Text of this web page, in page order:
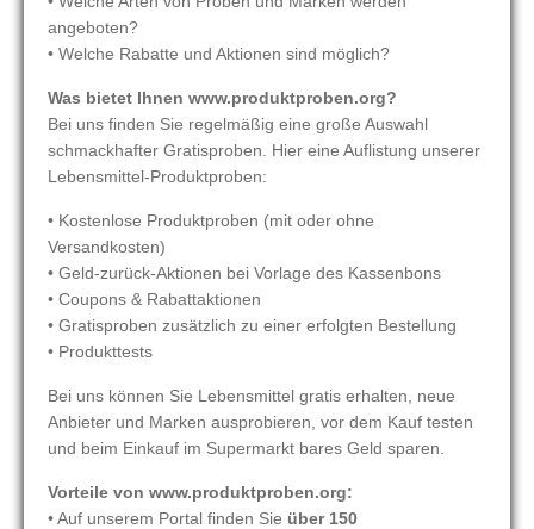
angeboten?
• Welche Rabatte und Aktionen sind möglich?
Was bietet Ihnen www.produktproben.org?
Bei uns finden Sie regelmäßig eine große Auswahl
schmackhafter Gratisproben. Hier eine Auflistung unserer
Lebensmittel-Produktproben:
• Kostenlose Produktproben (mit oder ohne
Versandkosten)
• Geld-zurück-Aktionen bei Vorlage des Kassenbons
• Coupons & Rabattaktionen
• Gratisproben zusätzlich zu einer erfolgten Bestellung
• Produkttests
Bei uns können Sie Lebensmittel gratis erhalten, neue
Anbieter und Marken ausprobieren, vor dem Kauf testen
und beim Einkauf im Supermarkt bares Geld sparen.
Vorteile von www.produktproben.org:
• Auf unserem Portal finden Sie über 150